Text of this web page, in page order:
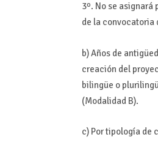
3º. No se
de la convocatoria
b) Años de
creación del
bilingüe o
(Modalidad B).
c) Por tipología de